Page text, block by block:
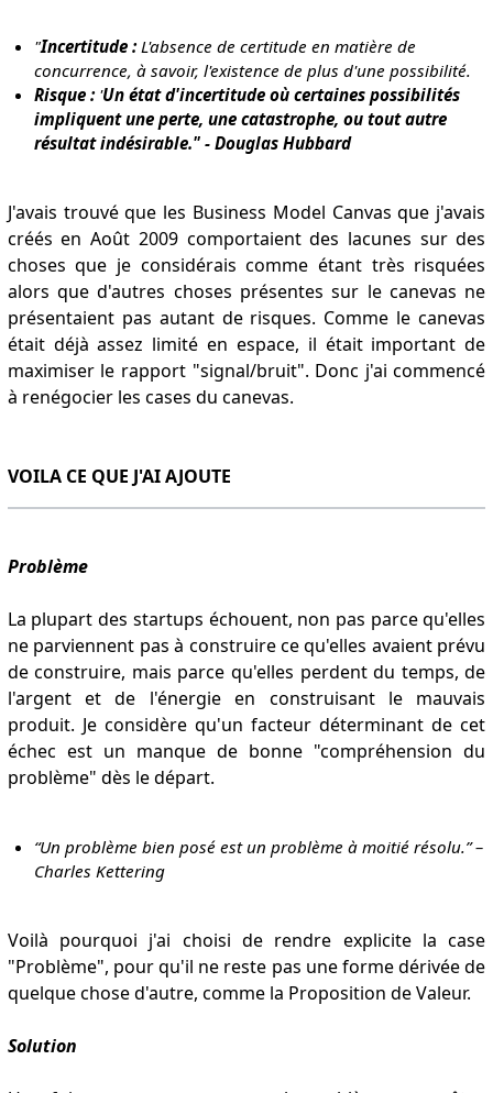
"Incertitude : L'absence de certitude en matière de
concurrence, à savoir, l'existence de plus d'une possibilité.
Risque : 'Un état d'incertitude où certaines possibilités
impliquent une perte, une catastrophe, ou tout autre
résultat indésirable." - Douglas Hubbard
J'avais trouvé que les Business Model Canvas que j'avais
créés en Août 2009 comportaient des lacunes sur des
choses que je considérais comme étant très risquées
alors que d'autres choses présentes sur le canevas ne
présentaient pas autant de risques. Comme le canevas
était déjà assez limité en espace, il était important de
maximiser le rapport "signal/bruit". Donc j'ai commencé
à renégocier les cases du canevas.
VOILA CE QUE J'AI AJOUTE
Problème
La plupart des startups échouent, non pas parce qu'elles
ne parviennent pas à construire ce qu'elles avaient prévu
de construire, mais parce qu'elles perdent du temps, de
l'argent et de l'énergie en construisant le mauvais
produit. Je considère qu'un facteur déterminant de cet
échec est un manque de bonne "compréhension du
problème" dès le départ.
“Un problème bien posé est un problème à moitié résolu.”–
Charles Kettering
Voilà pourquoi j'ai choisi de rendre explicite la case
"Problème", pour qu'il ne reste pas une forme dérivée de
quelque chose d'autre, comme la Proposition de Valeur.
Solution